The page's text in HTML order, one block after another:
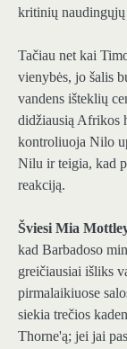
kritinių naudingųjų
Tačiau net kai
vienybės, jo šalis
vandens išteklių
didžiausią Afrikos
kontroliuoja Nilo
Nilu ir teigia, kad
reakciją.
Šviesi Mia
kad Barbadoso
greičiausiai išliks
pirmalaikiuose
siekia trečios
Thorne'ą; jei jai